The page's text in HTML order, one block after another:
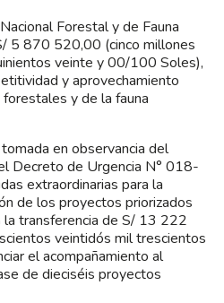
Forestal y de Fauna
5 870 520,00 (cinco millones
veinte y 00/100 Soles),
y aprovechamiento
y de la fauna
en observancia del
Decreto de Urgencia N° 018-
extraordinarias para la
de los proyectos priorizados
la transferencia de S/ 13 222
veintidós mil trescientos
el acompañamiento al
de dieciséis proyectos